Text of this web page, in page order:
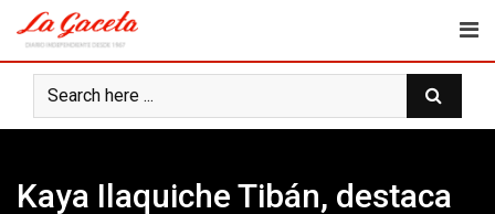
content
Kaya Ilaquiche Tibán, destaca